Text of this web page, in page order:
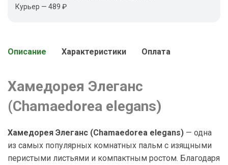
Курьер — 489 ₽
Описание Характеристики Оплата
Хамедорея Элеганс
(Chamaedorea elegans)
Хамедорея Элеганс (Chamaedorea elegans) — одна
из самых популярных комнатных пальм с изящными
перистыми листьями и компактным ростом. Благодаря